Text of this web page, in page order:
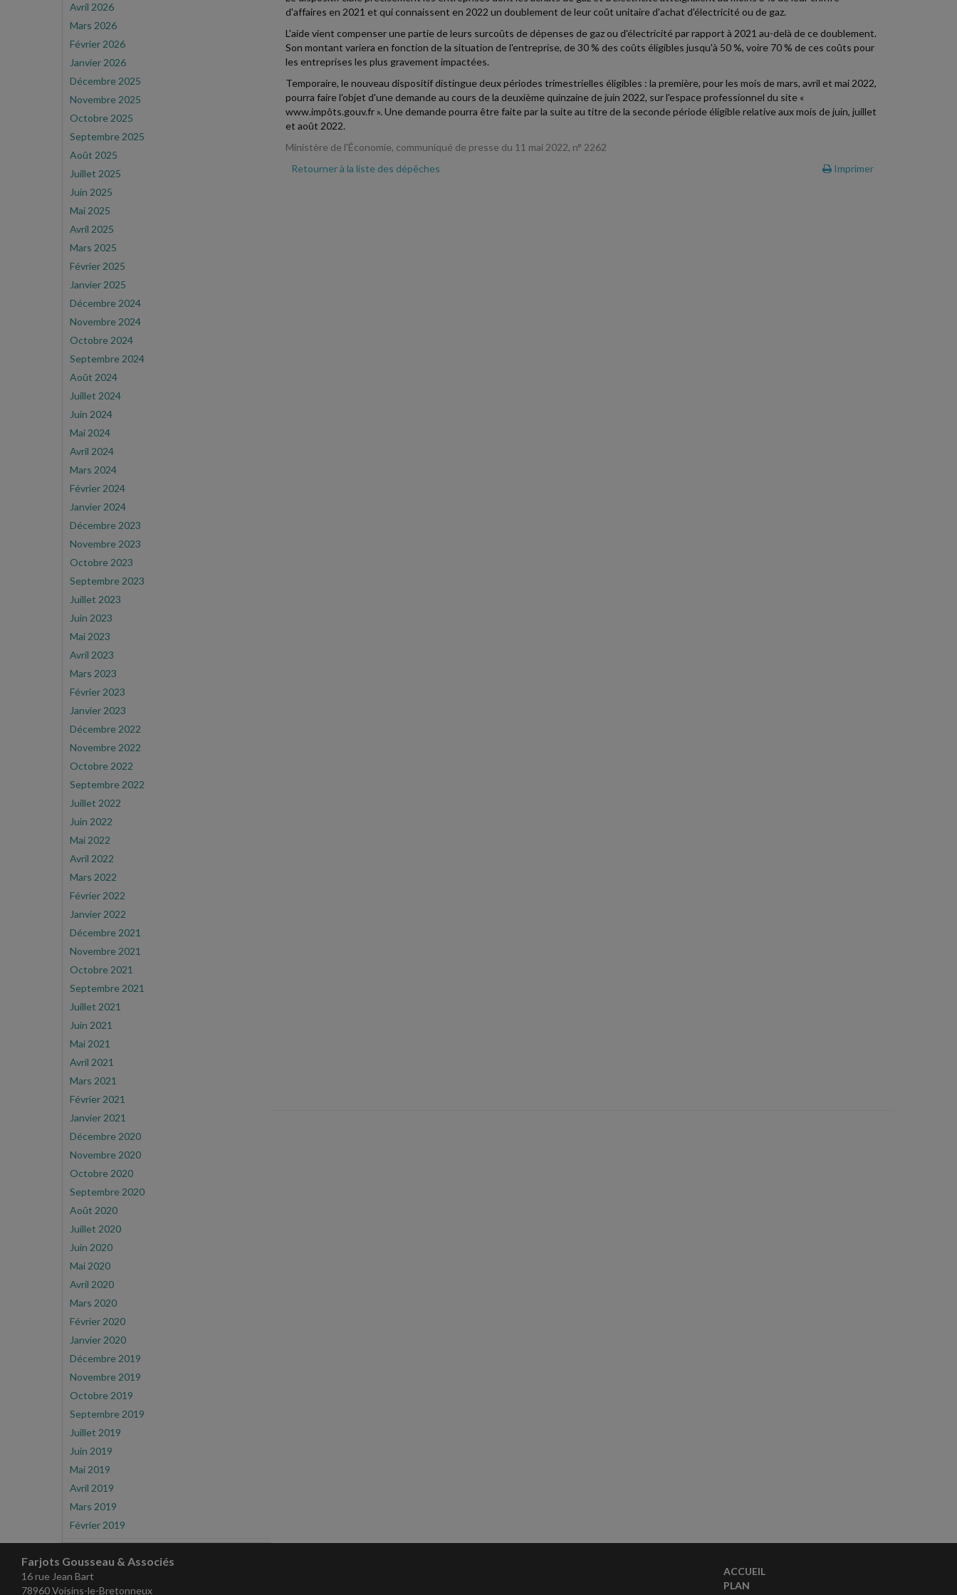
Avril 2026
Mars 2026
Février 2026
Janvier 2026
Décembre 2025
Novembre 2025
Octobre 2025
Septembre 2025
Août 2025
Juillet 2025
Juin 2025
Mai 2025
Avril 2025
Mars 2025
Février 2025
Janvier 2025
Décembre 2024
Novembre 2024
Octobre 2024
Septembre 2024
Août 2024
Juillet 2024
Juin 2024
Mai 2024
Avril 2024
Mars 2024
Février 2024
Janvier 2024
Décembre 2023
Novembre 2023
Octobre 2023
Septembre 2023
Juillet 2023
Juin 2023
Mai 2023
Avril 2023
Mars 2023
Février 2023
Janvier 2023
Décembre 2022
Novembre 2022
Octobre 2022
Septembre 2022
Juillet 2022
Juin 2022
Mai 2022
Avril 2022
Mars 2022
Février 2022
Janvier 2022
Décembre 2021
Novembre 2021
Octobre 2021
Septembre 2021
Juillet 2021
Juin 2021
Mai 2021
Avril 2021
Mars 2021
Février 2021
Janvier 2021
Décembre 2020
Novembre 2020
Octobre 2020
Septembre 2020
Août 2020
Juillet 2020
Juin 2020
Mai 2020
Avril 2020
Mars 2020
Février 2020
Janvier 2020
Décembre 2019
Novembre 2019
Octobre 2019
Septembre 2019
Juillet 2019
Juin 2019
Mai 2019
Avril 2019
Mars 2019
Février 2019
d'affaires en 2021 et qui connaissent en 2022 un doublement de leur coût unitaire d'achat d'électricité ou de gaz.
L'aide vient compenser une partie de leurs surcoûts de dépenses de gaz ou d'électricité par rapport à 2021 au-delà de ce doublement.
Son montant variera en fonction de la situation de l'entreprise, de 30 % des coûts éligibles jusqu'à 50 %, voire 70 % de ces coûts pour
les entreprises les plus gravement impactées.
Temporaire, le nouveau dispositif distingue deux périodes trimestrielles éligibles : la première, pour les mois de mars, avril et mai 2022,
pourra faire l'objet d'une demande au cours de la deuxième quinzaine de juin 2022, sur l'espace professionnel du site «
www.impôts.gouv.fr ». Une demande pourra être faite par la suite au titre de la seconde période éligible relative aux mois de juin, juillet
et août 2022.
Ministère de l'Économie, communiqué de presse du 11 mai 2022, n° 2262
Retourner à la liste des dépêches
Imprimer
Farjots Gousseau & Associés
16 rue Jean Bart
78960 Voisins-le-Bretonneux
ACCUEIL
PLAN